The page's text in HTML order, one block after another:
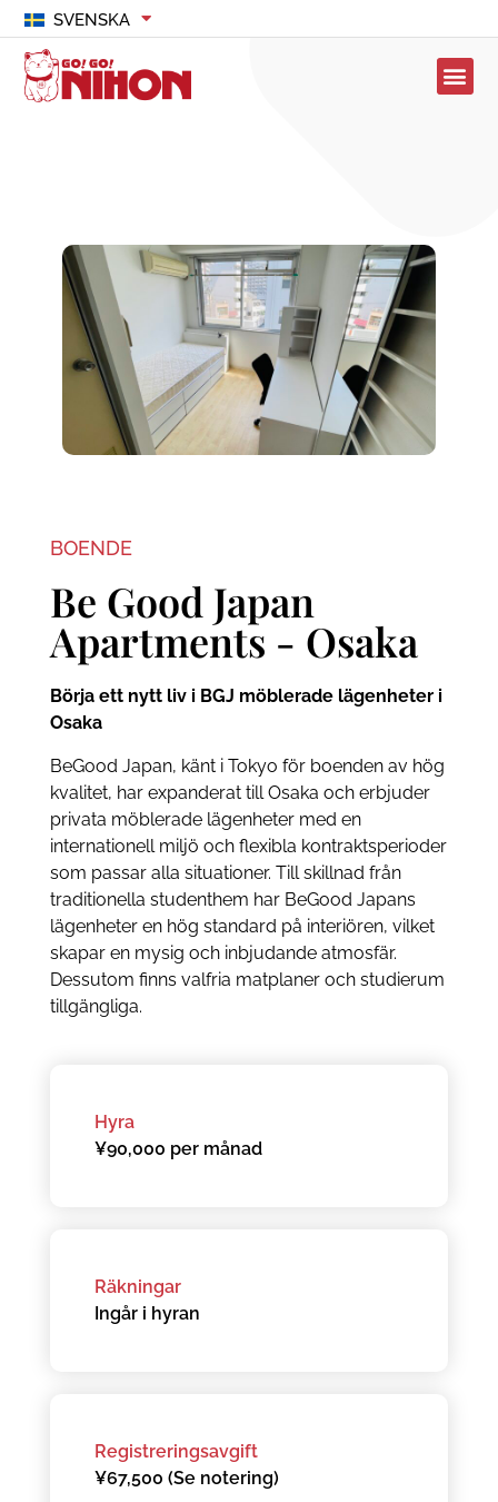
SVENSKA
BOENDE
Be Good Japan
Apartments - Osaka
Börja ett nytt liv i BGJ möblerade lägenheter i
Osaka
BeGood Japan, känt i Tokyo för boenden av hög
kvalitet, har expanderat till Osaka och erbjuder
privata möblerade lägenheter med en
internationell miljö och flexibla kontraktsperioder
som passar alla situationer. Till skillnad från
traditionella studenthem har BeGood Japans
lägenheter en hög standard på interiören, vilket
skapar en mysig och inbjudande atmosfär.
Dessutom finns valfria matplaner och studierum
tillgängliga.
Hyra
¥90,000 per månad
Räkningar
Ingår i hyran
Registreringsavgift
¥67,500 (Se notering)